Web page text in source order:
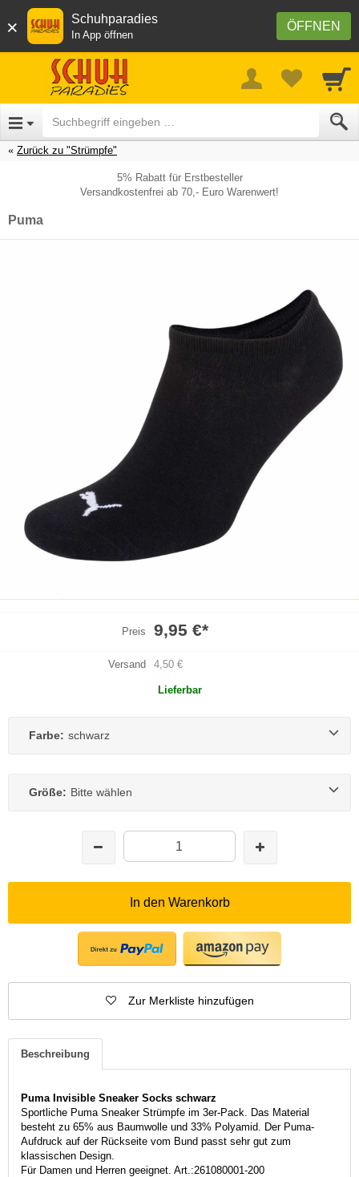
× ÖFFNEN
Schuhparadies
In App öffnen
Zurück zu "Strümpfe"
5% Rabatt für Erstbesteller
Versandkostenfrei ab 70,- Euro Warenwert!
Puma
Preis 9,95 €*
Versand 4,50 €
Lieferbar
Farbe: schwarz
Größe: Bitte wählen
In den Warenkorb
Zur Merkliste hinzufügen
Beschreibung
Puma Invisible Sneaker Socks schwarz
Sportliche Puma Sneaker Strümpfe im 3er-Pack. Das Material
besteht zu 65% aus Baumwolle und 33% Polyamid. Der Puma-
Aufdruck auf der Rückseite vom Bund passt sehr gut zum
klassischen Design.
Für Damen und Herren geeignet. Art.:261080001-200